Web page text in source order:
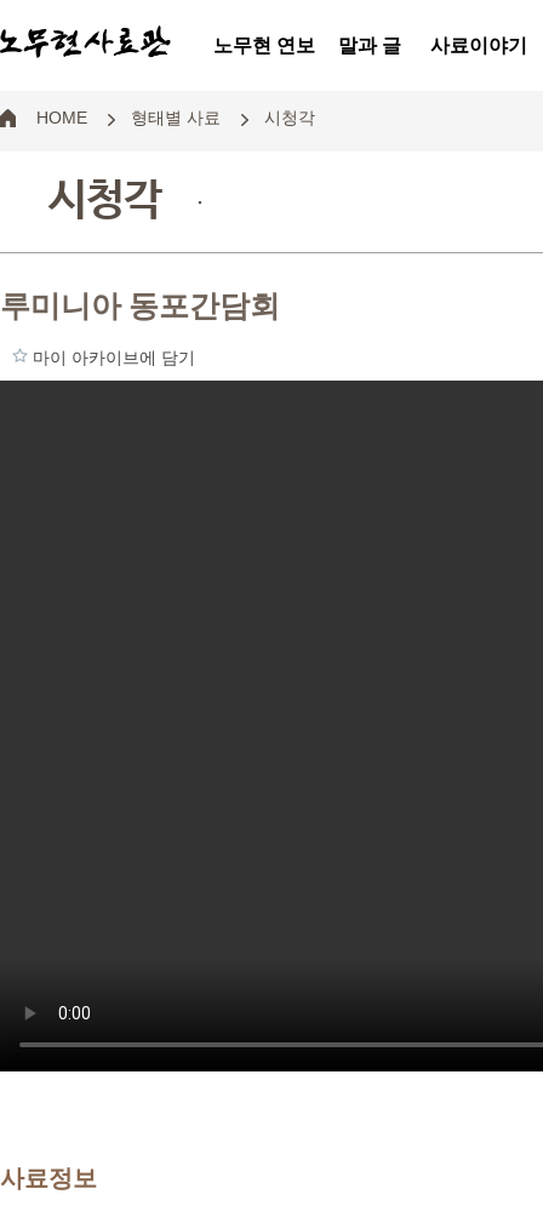
노무현 연보 말과 글 사료이야기
HOME 형태별 사료 시청각
시청각 .
루미니아 동포간담회
마이 아카이브에 담기
사료정보